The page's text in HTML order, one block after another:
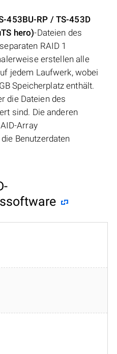
453BU-RP / TS-453D
hero)-Dateien des
RAID 1
erstellen alle
jedem Laufwerk, wobei
Speicherplatz enthält.
die Dateien des
sind. Die anderen
Array
Benutzerdaten